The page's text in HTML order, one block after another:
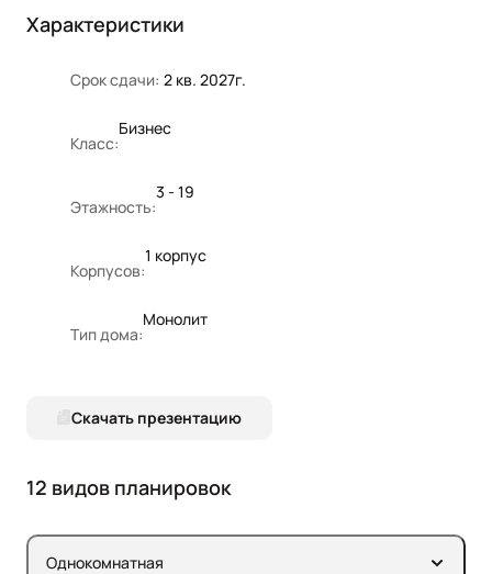
Характеристики
Срок сдачи: 2 кв. 2027г.
Класс:
Бизнес
Этажность:
3 - 19
Корпусов:
1 корпус
Тип дома:
Монолит
Скачать презентацию
12 видов планировок
Однокомнатная